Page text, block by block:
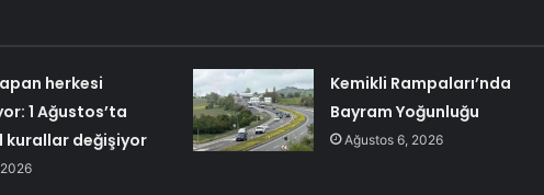
herkesi
1 Ağustos’ta
değişiyor
Kemikli Rampaları’nda
Bayram Yoğunluğu
Ağustos 6, 2026